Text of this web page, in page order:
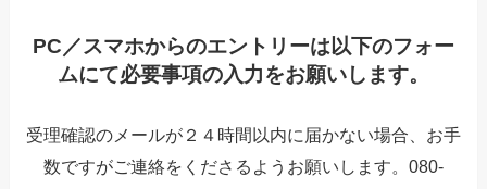
PC／スマホからのエントリーは以下のフォー
ムにて必要事項の入力をお願いします。
受理確認のメールが２４時間以内に届かない場合、お手
数ですがご連絡をくださるようお願いします。080-